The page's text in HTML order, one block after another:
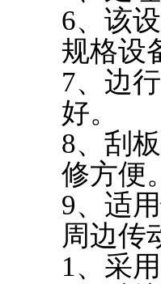
6、该
规格设
7、边
好。
8、刮
修方便
9、适
周边传
1、采